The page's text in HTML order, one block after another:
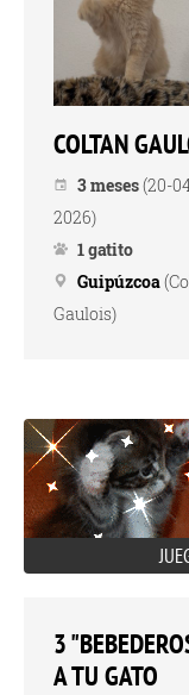
COLTAN
3 meses(20-
2026)
1 gatito
Guipúzcoa
Gaulois)
3
A TU GATO